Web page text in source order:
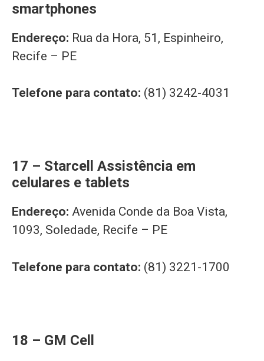
smartphones
Endereço: Rua da Hora, 51, Espinheiro,
Recife – PE
Telefone para contato: (81) 3242-4031
17 – Starcell Assistência em
celulares e tablets
Endereço: Avenida Conde da Boa Vista,
1093, Soledade, Recife – PE
Telefone para contato: (81) 3221-1700
18 – GM Cell